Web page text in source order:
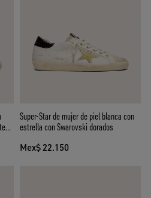
Super-Star de mujer de piel blanca con
estrella con Swarovski dorados
Mex$ 22.150